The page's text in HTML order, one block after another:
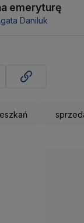
emeryturę
Daniluk